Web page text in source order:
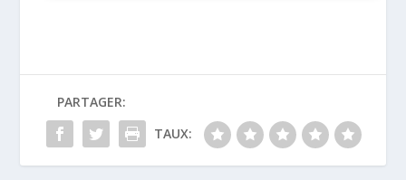
PARTAGER:
TAUX: